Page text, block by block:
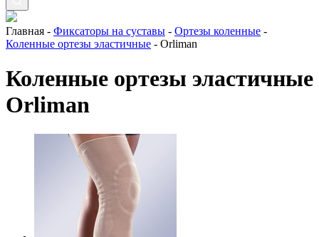
Главная - Фиксаторы на суставы - Ортезы коленные -
Коленные ортезы эластичные - Orliman
Коленные ортезы эластичные
Orliman